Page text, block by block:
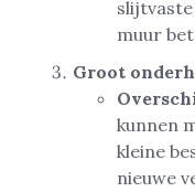
muur
Groot
kunnen
kleine
nieuwe